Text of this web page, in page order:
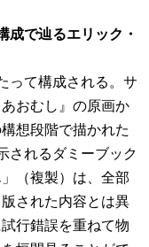
で辿るエリック・
って構成される。サ
おむし』の原画か
想段階で描かれた
されるダミーブック
（複製）は、全部
された内容とは異
行錯誤を重ねて物